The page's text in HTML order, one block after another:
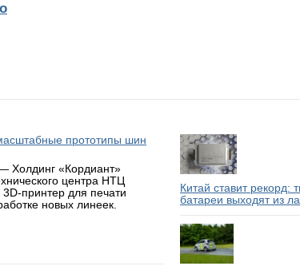
прототипы шин
Холдинг «Кордиант»
центра НТЦ
принтер для печати
новых линеек.
Китай ставит рекорд:
батареи выходят из